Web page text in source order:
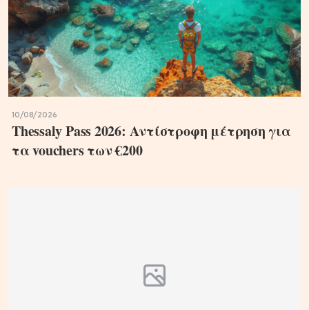
10/08/2026
Thessaly Pass 2026: Αντίστροφη μέτρηση για
τα vouchers των €200